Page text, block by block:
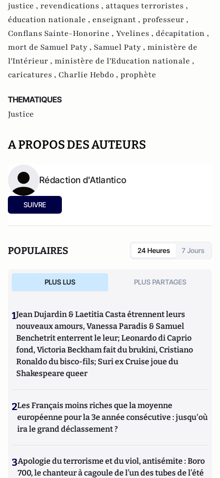
justice , revendications , attaques terroristes ,
éducation nationale , enseignant , professeur ,
Conflans Sainte-Honorine , Yvelines , décapitation ,
mort de Samuel Paty , Samuel Paty , ministère de
l'Intérieur , ministère de l'Education nationale ,
caricatures , Charlie Hebdo , prophète
THEMATIQUES
Justice
A PROPOS DES AUTEURS
Rédaction d'Atlantico
SUIVRE
POPULAIRES 24 Heures 7 Jours
PLUS LUS PLUS PARTAGES
1Jean Dujardin & Laetitia Casta étrennent leurs
nouveaux amours, Vanessa Paradis & Samuel
Benchetrit enterrent le leur; Leonardo di Caprio
fond, Victoria Beckham fait du brukini, Cristiano
Ronaldo du bisco-fils; Suri ex Cruise joue du
Shakespeare queer
2Les Français moins riches que la moyenne
européenne pour la 3e année consécutive : jusqu'où
ira le grand déclassement ?
3Apologie du terrorisme et du viol, antisémite : Boro
700, le chanteur à cagoule de l’un des tubes de l’été